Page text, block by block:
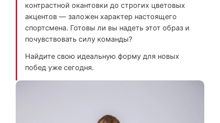
контрастной окантовки до строгих цветовых
акцентов — заложен характер настоящего
спортсмена. Готовы ли вы надеть этот образ и
почувствовать силу команды?
Найдите свою идеальную форму для новых
побед уже сегодня.